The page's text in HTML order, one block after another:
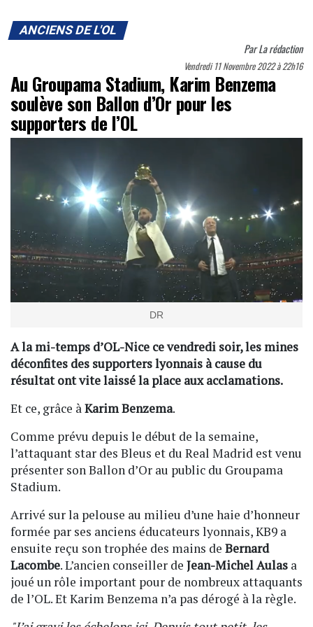
ANCIENS DE L'OL
ParLa rédaction
Vendredi 11 Novembre 2022 à 22h16
Au Groupama Stadium, Karim Benzema
soulève son Ballon d’Or pour les
supporters de l’OL
DR
A la mi-temps d’OL-Nice ce vendredi soir, les mines
déconfites des supporters lyonnais à cause du
résultat ont vite laissé la place aux acclamations.
Et ce, grâce àKarim Benzema.
Comme prévu depuis le début de la semaine,
l’attaquant star des Bleus et du Real Madrid est venu
présenter son Ballon d’Or au public du Groupama
Stadium.
Arrivé sur la pelouse au milieu d’une haie d’honneur
formée par ses anciens éducateurs lyonnais, KB9 a
ensuite reçu son trophée des mains de Bernard
Lacombe. L’ancien conseiller de Jean-Michel Aulas a
joué un rôle important pour de nombreux attaquants
de l’OL. Et Karim Benzema n’a pas dérogé à la règle.